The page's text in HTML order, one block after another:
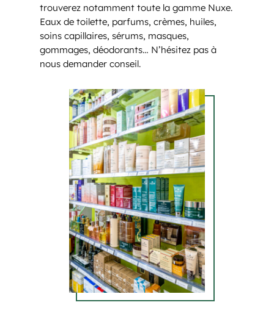
trouverez notamment toute la gamme Nuxe.
Eaux de toilette, parfums, crèmes, huiles,
soins capillaires, sérums, masques,
gommages, déodorants… N’hésitez pas à
nous demander conseil.